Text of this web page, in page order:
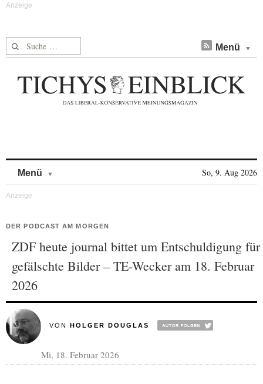
Suche nach: Menü
Menü So, 9. Aug 2026
DER PODCAST AM MORGEN
ZDF heute journal bittet um Entschuldigung für
gefälschte Bilder – TE-Wecker am 18. Februar
2026
VON HOLGER DOUGLAS
Mi, 18. Februar 2026